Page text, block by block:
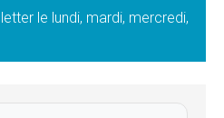
le lundi, mardi, mercredi,